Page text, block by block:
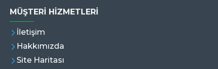
MÜŞTERI HIZMETLERI
İletişim
Hakkımızda
Site Haritası